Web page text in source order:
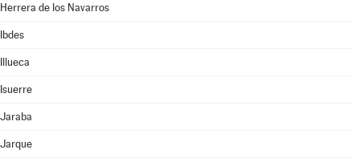
Herrera de los Navarros
Ibdes
Illueca
Isuerre
Jaraba
Jarque